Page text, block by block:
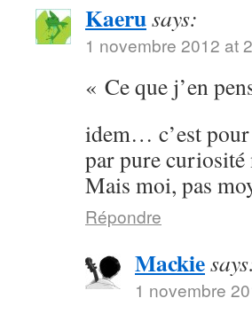
Kaerusays:
1 novembre 2012 at
« Ce que j’en
idem… c’est
par pure curiosité
Mais moi, pas
Répondre
Mackie
1 novembre